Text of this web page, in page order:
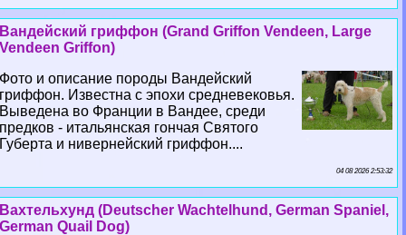
Вандейский гриффон (Grand Griffon Vendeen, Large
Vendeen Griffon)
Фото и описание породы Вандейский
гриффон. Известна с эпохи средневековья.
Выведена во Франции в Вандее, среди
предков - итальянская гончая Святого
Губерта и нивернейский гриффон....
04 08 2026 2:53:32
Вахтельхунд (Deutscher Wachtelhund, German Spaniel,
German Quail Dog)